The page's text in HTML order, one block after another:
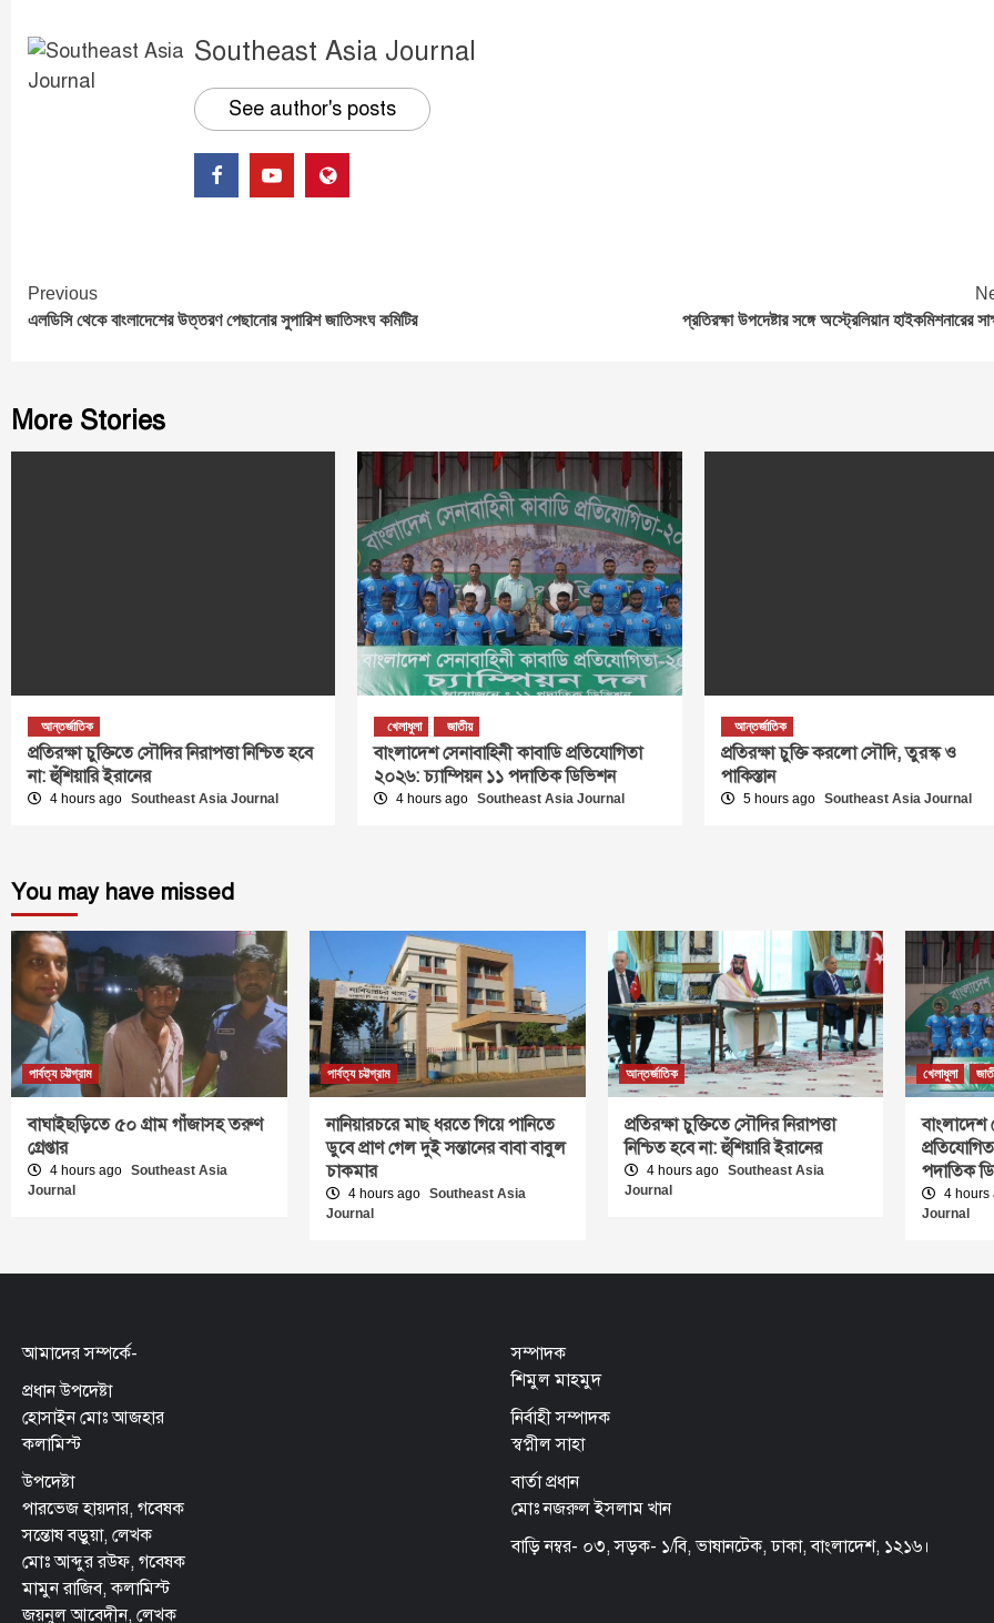
Southeast Asia Journal
See author's posts
Continue
Reading
Previous
এলডিসি থেকে বাংলাদেশের উত্তরণ পেছানোর সুপারিশ জাতিসংঘ কমিটির
প্রতিরক্ষা উপদেষ্টার সঙ্গে অস্ট্রেলিয়ান হাইকমিশনারের
More Stories
আন্তর্জাতিক
প্রতিরক্ষা চুক্তিতে সৌদির নিরাপত্তা নিশ্চিত হবে
না: হুঁশিয়ারি ইরানের
4 hours ago Southeast Asia Journal
খেলাধুলা জাতীয়
বাংলাদেশ সেনাবাহিনী কাবাডি প্রতিযোগিতা
২০২৬: চ্যাম্পিয়ন ১১ পদাতিক ডিভিশন
4 hours ago Southeast Asia Journal
আন্তর্জাতিক
প্রতিরক্ষা চুক্তি করলো সৌদি, তুরস্ক ও
পাকিস্তান
5 hours ago Southeast Asia Journal
You may have missed
পার্বত্য চট্টগ্রাম
বাঘাইছড়িতে ৫০ গ্রাম গাঁজাসহ তরুণ
গ্রেপ্তার
4 hours ago Southeast Asia
Journal
পার্বত্য চট্টগ্রাম
নানিয়ারচরে মাছ ধরতে গিয়ে পানিতে
ডুবে প্রাণ গেল দুই সন্তানের বাবা বাবুল
চাকমার
4 hours ago Southeast Asia
Journal
আন্তর্জাতিক
প্রতিরক্ষা চুক্তিতে সৌদির নিরাপত্তা
নিশ্চিত হবে না: হুঁশিয়ারি ইরানের
4 hours ago Southeast Asia
Journal
খেলাধুলা
বাংলাদেশ
পদাতিক
4 hours
Journal
আমাদের সম্পর্কে-
প্রধান উপদেষ্টা
হোসাইন মোঃ আজহার
কলামিস্ট
উপদেষ্টা
পারভেজ হায়দার, গবেষক
সন্তোষ বড়ুয়া, লেখক
মোঃ আব্দুর রউফ, গবেষক
মামুন রাজিব, কলামিস্ট
জয়নুল আবেদীন, লেখক
সম্পাদক
শিমুল মাহমুদ
নির্বাহী সম্পাদক
স্বপ্নীল সাহা
বার্তা প্রধান
মোঃ নজরুল ইসলাম খান
বাড়ি নম্বর- ০৩, সড়ক- ১/বি, ভাষানটেক, ঢাকা, বাংলাদেশ, ১২১৬।